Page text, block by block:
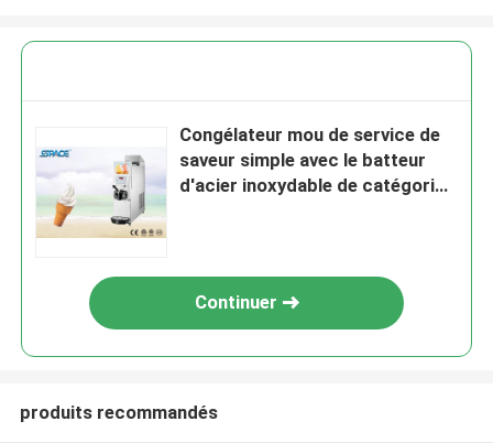
Congélateur mou de service de
saveur simple avec le batteur
d'acier inoxydable de catégorie
Continuer
produits recommandés